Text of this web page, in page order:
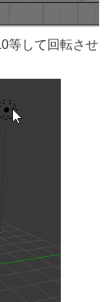
等して回転させ